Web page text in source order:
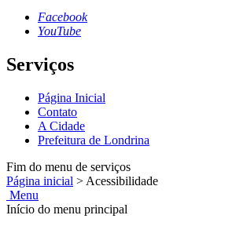
Facebook
YouTube
Serviços
Página Inicial
Contato
A Cidade
Prefeitura de Londrina
Fim do menu de serviços
Página inicial > Acessibilidade
Menu
Início do menu principal